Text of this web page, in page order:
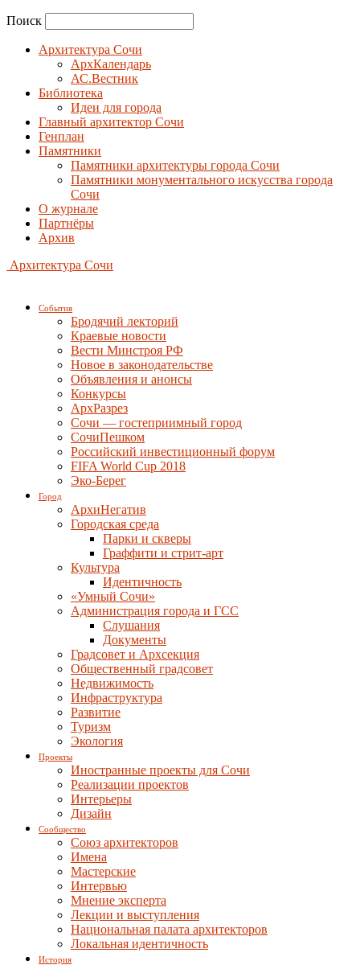
Поиск
Архитектура Сочи
АрхКалендарь
АС.Вестник
Библиотека
Идеи для города
Главный архитектор Сочи
Генплан
Памятники
Памятники архитектуры города Сочи
Памятники монументального искусства города
Сочи
О журнале
Партнёры
Архив
Архитектура Сочи
События
Бродячий лекторий
Краевые новости
Вести Минстроя РФ
Новое в законодательстве
Объявления и анонсы
Конкурсы
АрхРазрез
Сочи — гостеприимный город
СочиПешком
Российский инвестиционный форум
FIFA World Cup 2018
Эко-Берег
Город
АрхиНегатив
Городская среда
Парки и скверы
Граффити и стрит-арт
Культура
Идентичность
«Умный Сочи»
Администрация города и ГСС
Слушания
Документы
Градсовет и Архсекция
Общественный градсовет
Недвижимость
Инфраструктура
Развитие
Туризм
Экология
Проекты
Иностранные проекты для Сочи
Реализации проектов
Интерьеры
Дизайн
Сообщество
Союз архитекторов
Имена
Мастерские
Интервью
Мнение эксперта
Лекции и выступления
Национальная палата архитекторов
Локальная идентичность
История